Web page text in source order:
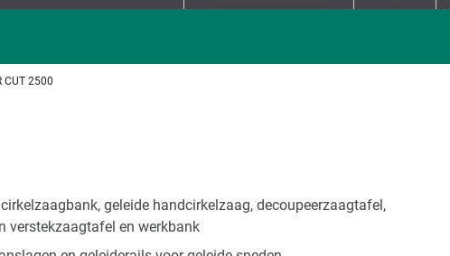
CUT 2500
geleide handcirkelzaag, decoupeerzaagtafel,
verstekzaagtafel en werkbank